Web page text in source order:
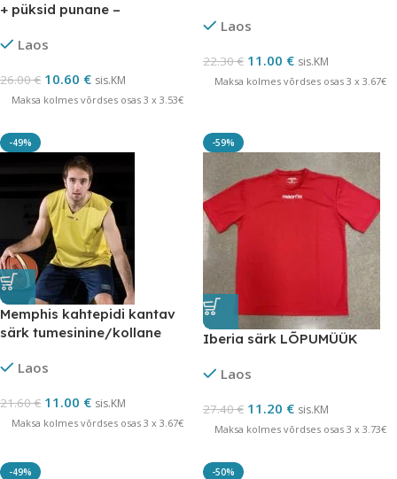
+ püksid punane –
Laos
26.00€ 10.60 € sis.KM
Maksa kolmes võrdses osas 3 x 3.53€
Laos
22.30€ 11.00 € sis.KM
Maksa kolmes võrdses osas 3 x 3.67€
-49%
Memphis kahtepidi kantav
särk tumesinine/kollane
Laos
21.60€ 11.00 € sis.KM
Maksa kolmes võrdses osas 3 x 3.67€
-59%
Iberia särk LÕPUMÜÜK
Laos
27.40€ 11.20 € sis.KM
Maksa kolmes võrdses osas 3 x 3.73€
-49% -50%